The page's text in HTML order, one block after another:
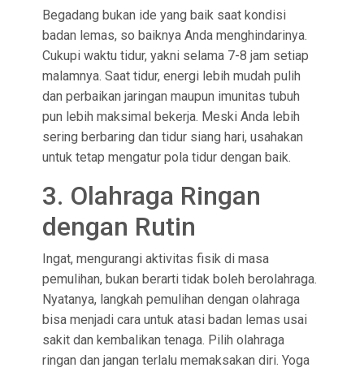
Begadang bukan ide yang baik saat kondisi
badan lemas, so baiknya Anda menghindarinya.
Cukupi waktu tidur, yakni selama 7-8 jam setiap
malamnya. Saat tidur, energi lebih mudah pulih
dan perbaikan jaringan maupun imunitas tubuh
pun lebih maksimal bekerja. Meski Anda lebih
sering berbaring dan tidur siang hari, usahakan
untuk tetap mengatur pola tidur dengan baik.
3. Olahraga Ringan
dengan Rutin
Ingat, mengurangi aktivitas fisik di masa
pemulihan, bukan berarti tidak boleh berolahraga.
Nyatanya, langkah pemulihan dengan olahraga
bisa menjadi cara untuk atasi badan lemas usai
sakit dan kembalikan tenaga. Pilih olahraga
ringan dan jangan terlalu memaksakan diri. Yoga